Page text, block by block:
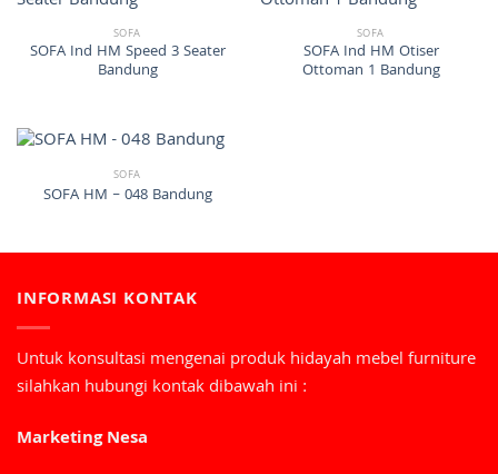
SOFA
SOFA Ind HM Speed 3 Seater
Bandung
SOFA
SOFA Ind HM Otiser
Ottoman 1 Bandung
SOFA
SOFA HM – 048 Bandung
INFORMASI KONTAK
Untuk konsultasi mengenai produk hidayah mebel furniture
silahkan hubungi kontak dibawah ini :
Marketing Nesa